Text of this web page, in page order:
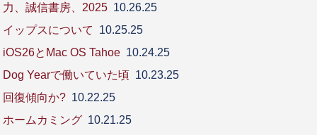
力、誠信書房、2025 10.26.25
イップスについて
10.25.25
iOS26とMac OS Tahoe 10.24.25
Dog Yearで働いていた頃 10.23.25
回復傾向か? 10.22.25
ホームカミング 10.21.25